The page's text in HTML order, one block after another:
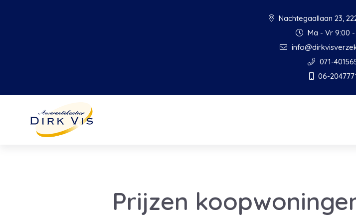
Nachtegaallaan 23,
Ma - Vr 9:00 -
071-
06-
Prijzen